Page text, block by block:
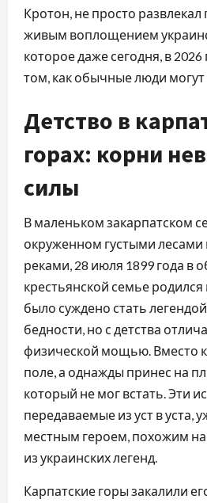
Кротон, не просто развлекал
живым воплощением
которое даже сегодня, в
том, как обычные люди могут
Детство в
горах: корни
силы
В маленьком закарпатском
окруженном густыми
реками, 28 июля 1899 года в
крестьянской семье
было суждено стать
бедности, но с детства
физической мощью. Вместо
поле, а однажды принес на
который не мог встать. Эти
передаваемые из уст в уста,
местным героем, похожим
из украинских легенд.
Карпатские горы закалили